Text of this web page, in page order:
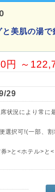
と美肌の湯
円 ～
29
状況により常に
選択可!(一部、
>と<ホテル>と